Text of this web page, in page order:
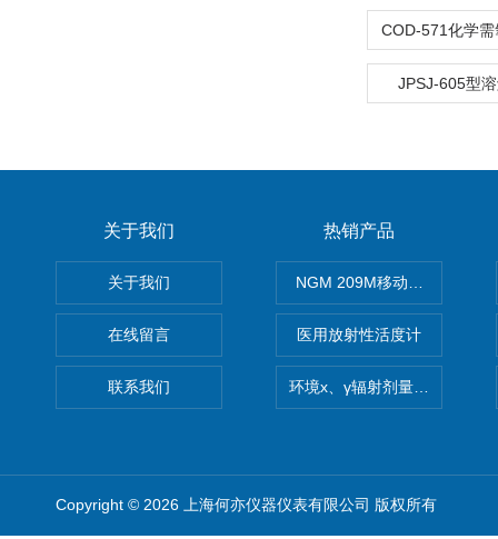
JPSJ-605型
关于我们
关于我们
在线留言
联系我们
热销产品
NGM 209M移动式惰性气体
医用放射性活度计
环境x、γ辐射剂量率仪
Copyright © 2026 上海何亦仪器仪表有限公司 版权所有